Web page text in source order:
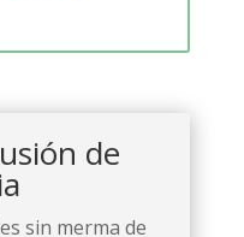
de
sin merma de